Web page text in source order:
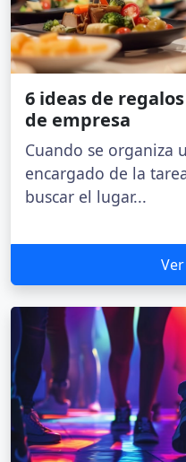
6 ideas de
de empresa
Cuando se organiza
encargado de la
buscar el lugar...